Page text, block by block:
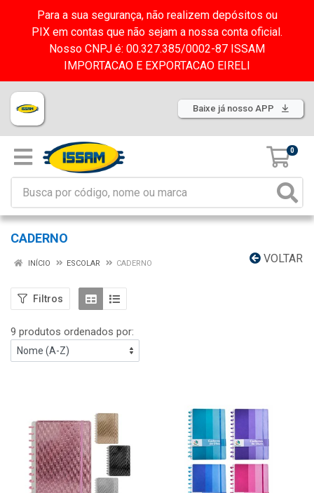
Para a sua segurança, não realizem depósitos ou
PIX em contas que não sejam a nossa conta oficial.
Nosso CNPJ é: 00.327.385/0002-87 ISSAM
IMPORTACAO E EXPORTACAO EIRELI
Baixe já nosso APP
0
CADERNO
VOLTAR
INÍCIO ESCOLAR CADERNO
Filtros
9 produtos ordenados por: